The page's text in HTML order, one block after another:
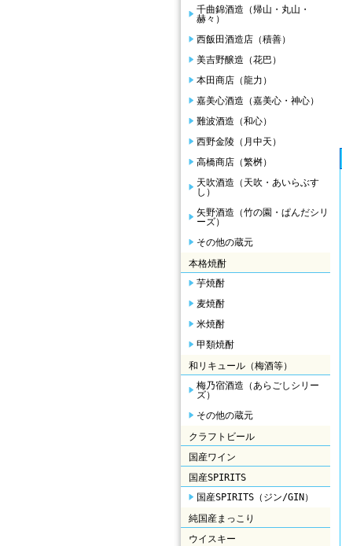
千曲錦酒造（帰山・丸山・
赫々）
西飯田酒造店（積善）
美吉野醸造（花巴）
本田商店（龍力）
嘉美心酒造（嘉美心・神心）
難波酒造（和心）
西野金陵（月中天）
高橋商店（繁桝）
天吹酒造（天吹・あいらぶす
し）
矢野酒造（竹の園・ぱんだシリ
ーズ）
その他の蔵元
本格焼酎
芋焼酎
麦焼酎
米焼酎
甲類焼酎
和リキュール（梅酒等）
梅乃宿酒造（あらごしシリー
ズ）
その他の蔵元
クラフトビール
国産ワイン
国産SPIRITS
国産SPIRITS（ジン/GIN）
純国産まっこり
ウイスキー